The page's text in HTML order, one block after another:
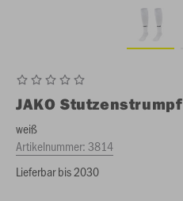
JAKO
weiß
Artikelnummer:3814
Lieferbar bis 2030